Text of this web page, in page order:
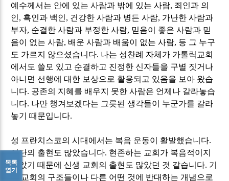
예수께서는 안에 있는 사람과 밖에 있는 사람, 죄인과 의
인, 흑인과 백인, 건강한 사람과 병든 사람, 가난한 사람과
부자, 순결한 사람과 부정한 사람, 믿음이 좋은 사람과 믿
음이 없는 사람, 배운 사람과 배움이 없는 사람, 등 그 누구
도 가르지 않으셨습니다. 나는 성찬례 자체가 가톨릭교회
에서도 쓸모 있고 순결하고 진정한 신자들을 구별 짓거나
아니면 선행에 대한 보상으로 활용되고 있음을 보아 왔습
니다. 공존의 지혜를 배우지 못한 사람은 언제나 갈라놓습
니다. 나만 챙겨보겠다는 그릇된 생각들이 누군가를 갈라
놓기 때문입니다.
성 프란치스코의 시대에서는 복음 운동이 활발했습니다.
이단의 출현도 많았습니다. 현존하는 교회가 복음적이지
않았기 때문에 신생 교회의 출현도 많았던 것 같습니다. 기
성 교회의 구조들이나 다른 어떤 것에 반대하는 개념으로
목록
열기